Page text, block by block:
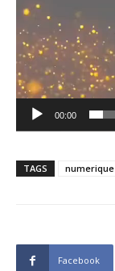
00:00
TAGS numerique
Facebook